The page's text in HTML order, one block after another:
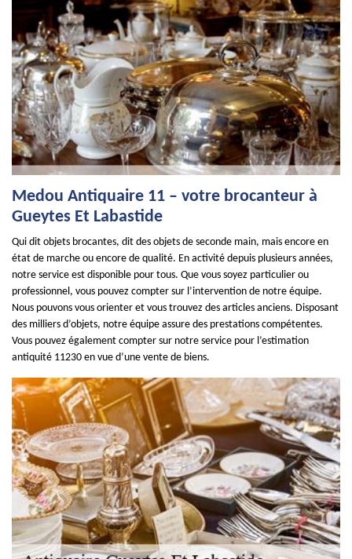
Medou Antiquaire 11 – votre brocanteur à
Gueytes Et Labastide
Qui dit objets brocantes, dit des objets de seconde main, mais encore en
état de marche ou encore de qualité. En activité depuis plusieurs années,
notre service est disponible pour tous. Que vous soyez particulier ou
professionnel, vous pouvez compter sur l’intervention de notre équipe.
Nous pouvons vous orienter et vous trouvez des articles anciens. Disposant
des milliers d’objets, notre équipe assure des prestations compétentes.
Vous pouvez également compter sur notre service pour l’estimation
antiquité 11230 en vue d’une vente de biens.